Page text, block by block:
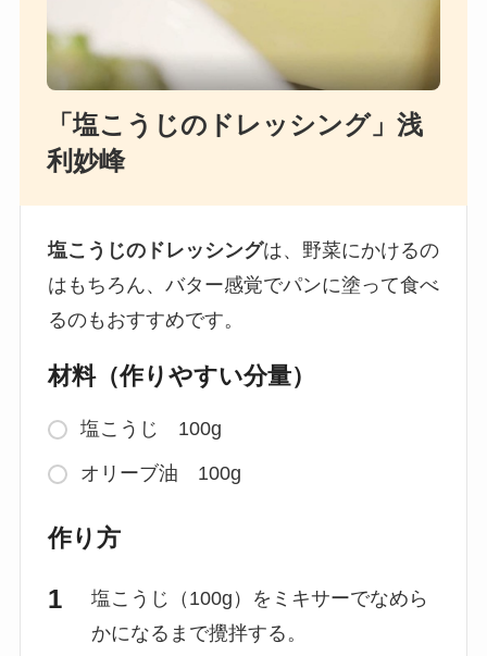
「塩こうじのドレッシング」浅
利妙峰
塩こうじのドレッシングは、野菜にかけるの
はもちろん、バター感覚でパンに塗って食べ
るのもおすすめです。
材料（作りやすい分量）
塩こうじ 100g
オリーブ油 100g
作り方
塩こうじ（100g）をミキサーでなめら
かになるまで攪拌する。